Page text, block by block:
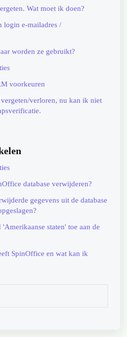
Wat moet ik doen?
login e-mailadres /
worden ze gebruikt?
voorkeuren
verloren, nu kan ik niet
database verwijderen?
gegevens uit de database
staten' toe aan de
SpinOffice en wat kan ik